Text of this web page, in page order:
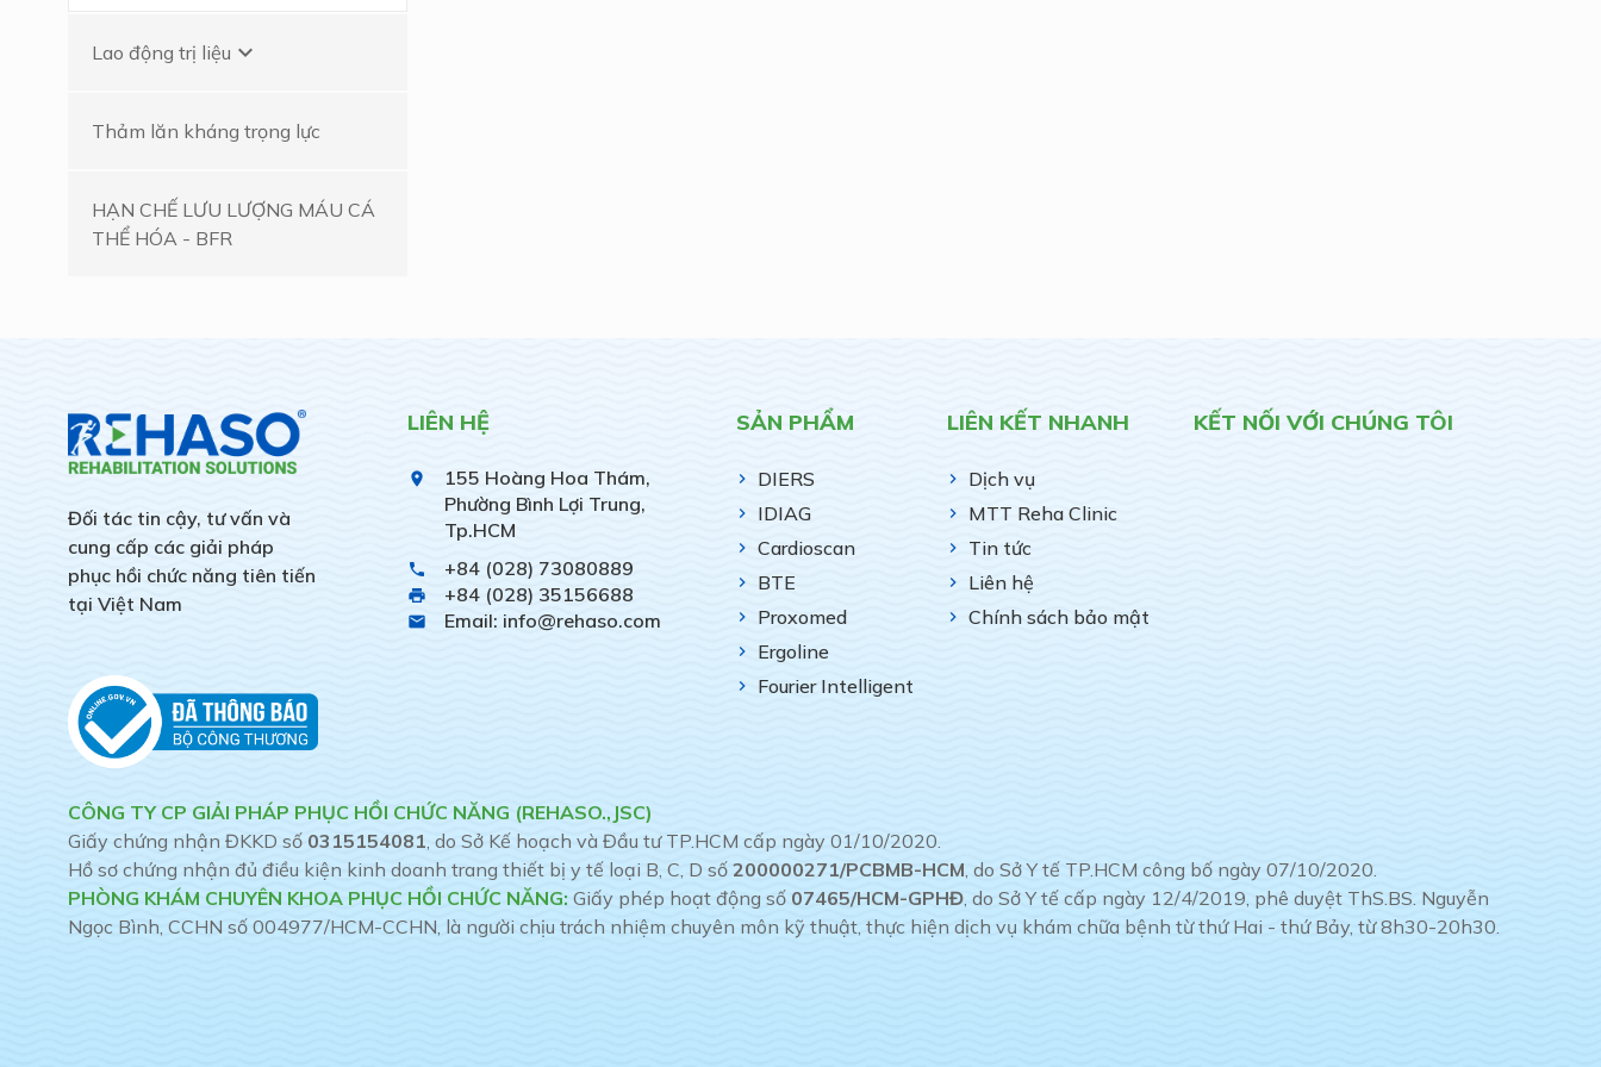
Lao động trị liệu keyboard_arrow_down
Thảm lăn kháng trọng lực
HẠN CHẾ LƯU LƯỢNG MÁU CÁ
THỂ HÓA - BFR
Đối tác tin cậy, tư vấn và
cung cấp các giải pháp
phục hồi chức năng tiên tiến
tại Việt Nam
LIÊN HỆ
place
155 Hoàng Hoa Thám,
Phường Bình Lợi Trung,
Tp.HCM
phone +84 (028) 73080889
print +84 (028) 35156688
email Email: info@rehaso.com
SẢN PHẨM
DIERS
IDIAG
Cardioscan
BTE
Proxomed
Ergoline
Fourier Intelligent
LIÊN KẾT NHANH
Dịch vụ
MTT Reha Clinic
Tin tức
Liên hệ
Chính sách bảo mật
KẾT NỐI VỚI CHÚNG TÔI
CÔNG TY CP GIẢI PHÁP PHỤC HỒI CHỨC NĂNG (REHASO.,JSC)
Giấy chứng nhận ĐKKD số 0315154081, do Sở Kế hoạch và Đầu tư TP.HCM cấp ngày 01/10/2020.
Hồ sơ chứng nhận đủ điều kiện kinh doanh trang thiết bị y tế loại B, C, D số 200000271/PCBMB-HCM, do Sở Y tế TP.HCM công bố ngày 07/10/2020.
PHÒNG KHÁM CHUYÊN KHOA PHỤC HỒI CHỨC NĂNG: Giấy phép hoạt động số 07465/HCM-GPHĐ, do Sở Y tế cấp ngày 12/4/2019, phê duyệt ThS.BS. Nguyễn
Ngọc Bình, CCHN số 004977/HCM-CCHN, là người chịu trách nhiệm chuyên môn kỹ thuật, thực hiện dịch vụ khám chữa bệnh từ thứ Hai - thứ Bảy, từ 8h30-20h30.